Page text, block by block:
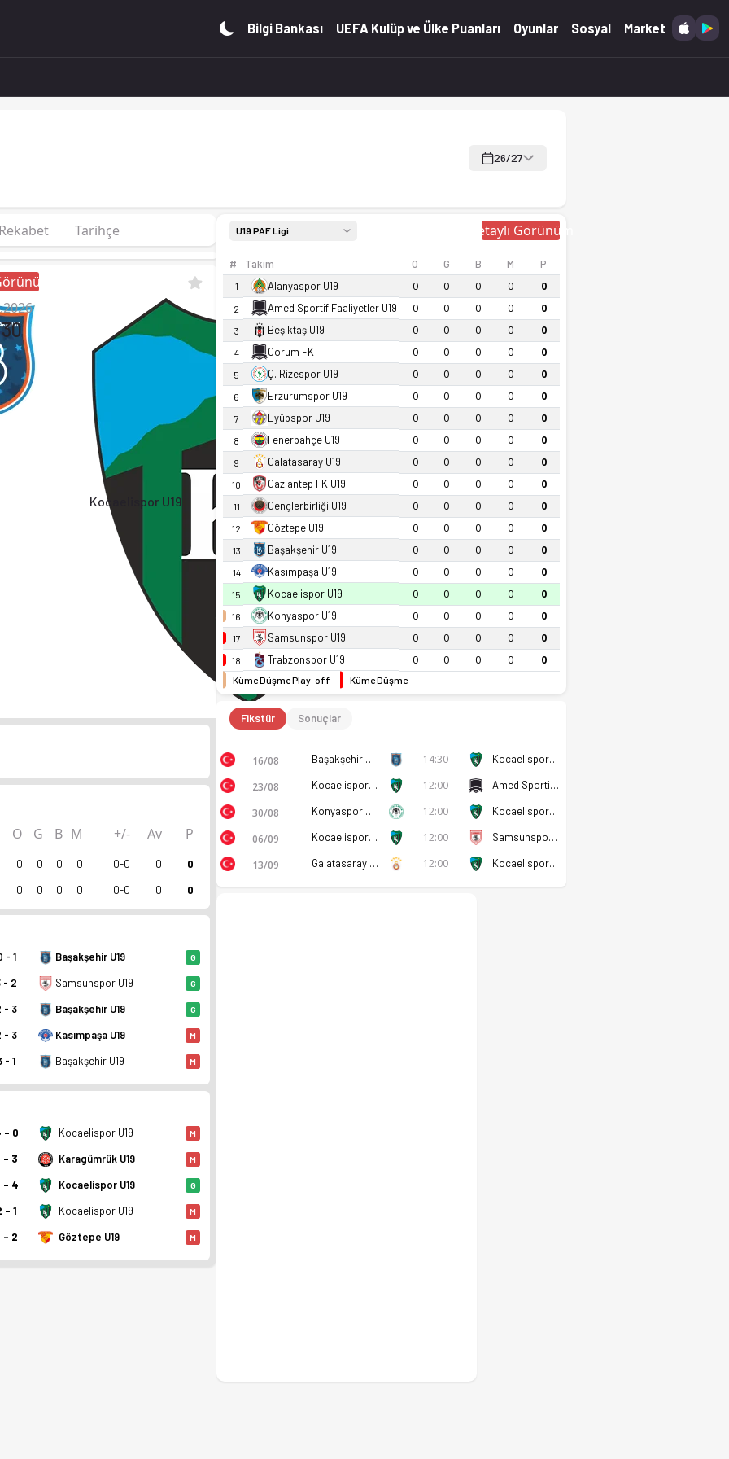
Kadro, fikstür ve canlı skor Ofsayt'ta.
Bilgi Bankası UEFA Kulüp ve Ülke Puanları Oyunlar Sosyal Market
Kadro, fikstür ve canlı skor Ofsayt'ta.
26/27
Rekabet Tarihçe
Kocaelispor U19
O G B M +/- Av P
0 0 0 0 0-0 0
0
0 0 0 0 0-0 0 0
- 1 Başakşehir U19 G
- 2 Samsunspor U19 G
- 3 Başakşehir U19 G
- 3 Kasımpaşa U19 M
- 1 Başakşehir U19 M
- 0 Kocaelispor U19 M
- 3 Karagümrük U19 M
- 4 Kocaelispor U19 G
- 1 Kocaelispor U19 M
- 2 Göztepe U19 M
U19 PAF Ligi Detaylı Görünüm
# Takım O G B M P
1 Alanyaspor U19 0 0 0 0 0
2 Amed Sportif Faaliyetler U19 0 0 0 0 0
3 Beşiktaş U19 0 0 0 0 0
4 Corum FK 0 0 0 0 0
5 Ç. Rizespor U19 0 0 0 0 0
6 Erzurumspor U19 0 0 0 0 0
7 Eyüpspor U19 0 0 0 0 0
8 Fenerbahçe U19 0 0 0 0 0
9 Galatasaray U19 0 0 0 0 0
10 Gaziantep FK U19 0 0 0 0 0
11 Gençlerbirliği U19 0 0 0 0 0
12 Göztepe U19 0 0 0 0 0
13 Başakşehir U19 0 0 0 0 0
14 Kasımpaşa U19 0 0 0 0 0
15 Kocaelispor U19 0 0 0 0 0
16 Konyaspor U19 0 0 0 0 0
17 Samsunspor U19 0 0 0 0 0
18 Trabzonspor U19 0 0 0 0 0
Küme Düşme Play-off Küme Düşme
Fikstür Sonuçlar
16/08 Başakşehir U19 14:30 Kocaelispor U19
23/08 Kocaelispor U19 12:00 Amed Sportif Faaliyetler U19
30/08 Konyaspor U19 12:00 Kocaelispor U19
06/09 Kocaelispor U19 12:00 Samsunspor U19
13/09 Galatasaray U19 12:00 Kocaelispor U19